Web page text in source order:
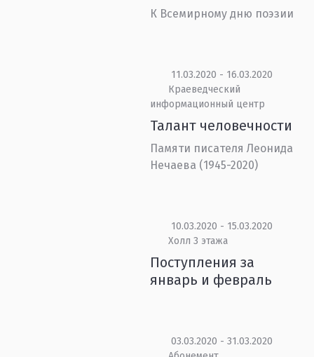
К Всемирному дню поэзии
11.03.2020 - 16.03.2020
Краеведческий
информационный центр
Талант человечности
Памяти писателя Леонида
Нечаева (1945-2020)
10.03.2020 - 15.03.2020
Холл 3 этажа
Поступления за
январь и февраль
03.03.2020 - 31.03.2020